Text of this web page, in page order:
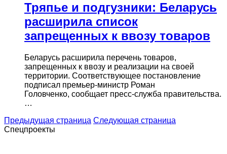
Тряпье и подгузники: Беларусь
расширила список
запрещенных к ввозу товаров
Беларусь расширила перечень товаров,
запрещенных к ввозу и реализации на своей
территории. Соответствующее постановление
подписал премьер-министр Роман
Головченко, сообщает пресс-служба правительства.
…
Предыдущая страница Следующая страница
Спецпроекты